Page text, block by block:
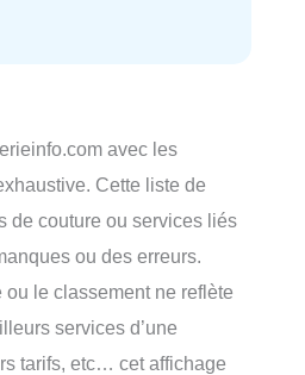
avec les
Cette liste de
de couture ou services liés
ou des erreurs.
ou le classement ne reflète
services d’une
tarifs, etc… cet affichage